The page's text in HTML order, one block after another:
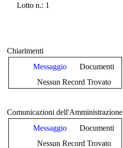
Lotto n.: 1
Chiarimenti
Messaggio
Documenti
Nessun Record Trovato
Comunicazioni dell'Amministrazione
Messaggio
Documenti
Nessun Record Trovato